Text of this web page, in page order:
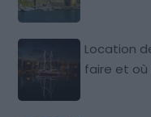
Location
faire et où